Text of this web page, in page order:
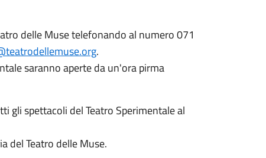
delle Muse telefonando al numero 071
.
saranno aperte da un'ora pirma
gli spettacoli del Teatro Sperimentale al
del Teatro delle Muse.